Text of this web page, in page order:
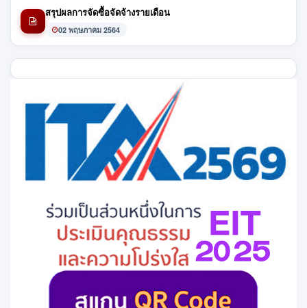
สรุปผลการจัดซื้อจัดจ้างรายเดือน
02 พฤษภาคม 2564